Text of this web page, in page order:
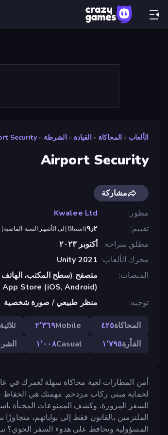
الألعاب » المحاكاة » القيادة » الشرطة »
Security
Airport Security
مشاركة
مطور
Kwalee Ltd
تقييم
٩٫٢(استنادًا إلى الأشهر الستة الماضية)
مطلق سراحه
أكتوبر ٢٠٢٣
محرك الألعاب Unity 2021
المنصات
متصفح (سطح المكتب، الهاتف
App Store (iOS, Android)
توجيه
منظر طبيعي / صورة شخصية
المحاكاة٤٢٥ Mobile٢٬٣٦٩
الفأرة١٬٧٩٥ Casual١٬٠٠٨
أمن المطارات لعبة محاكاة سهلة تُغمرك
لحماية مبنى ركاب مزدحم. مهمتك هي الحفاظ
السفر المزورة، وكشف الممنوعات المخبأة
الملتزمين بالقانون فقط إلى بواباتهم،
المسؤولية وتحافظ على هدوء السفر الجوي؟